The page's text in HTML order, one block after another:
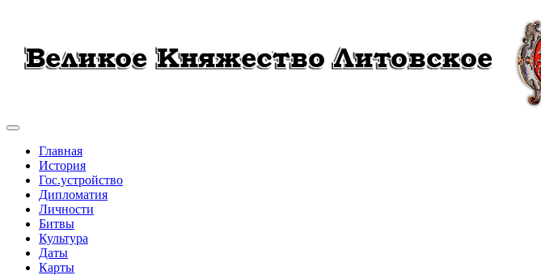
Главная
История
Гос.устройство
Дипломатия
Личности
Битвы
Культура
Даты
Карты